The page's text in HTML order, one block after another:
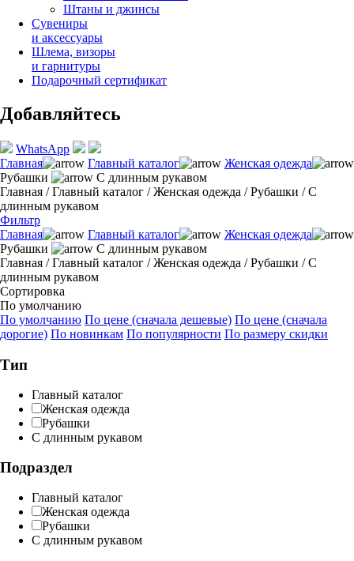
Штаны и джинсы
Сувениры
и аксессуары
Шлема, визоры
и гарнитуры
Подарочный сертификат
Добавляйтесь
WhatsApp
Главная
Главный каталог
Женская одежда
Рубашки
С длинным рукавом
Главная /Главный каталог /Женская одежда /Рубашки /С
длинным рукавом
Фильтр
Главная
Главный каталог
Женская одежда
Рубашки
С длинным рукавом
Главная /Главный каталог /Женская одежда /Рубашки /С
длинным рукавом
Сортировка
По умолчанию
По умолчанию По цене (сначала дешевые) По цене (сначала
дорогие) По новинкам По популярности По размеру скидки
Тип
Главный каталог
Женская одежда
Рубашки
С длинным рукавом
Подраздел
Главный каталог
Женская одежда
Рубашки
С длинным рукавом